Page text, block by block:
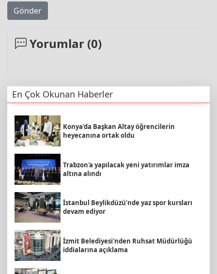
Gönder
Yorumlar (0)
En Çok Okunan Haberler
Konya'da Başkan Altay öğrencilerin
heyecanına ortak oldu
Trabzon'a yapılacak yeni yatırımlar imza
altına alındı
İstanbul Beylikdüzü’nde yaz spor kursları
devam ediyor
İzmit Belediyesi'nden Ruhsat Müdürlüğü
iddialarına açıklama